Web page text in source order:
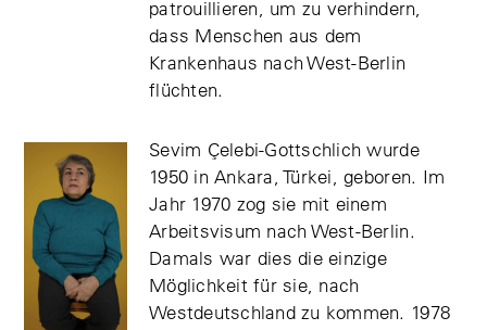
patrouillieren, um zu verhindern,
dass Menschen aus dem
Krankenhaus nach West-Berlin
flüchten.
Sevim Çelebi-Gottschlich wurde
1950 in Ankara, Türkei, geboren. Im
Jahr 1970 zog sie mit einem
Arbeitsvisum nach West-Berlin.
Damals war dies die einzige
Möglichkeit für sie, nach
Westdeutschland zu kommen. 1978